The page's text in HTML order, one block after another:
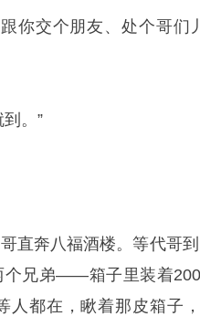
你交个朋友、处个哥们
。”
直奔八福酒楼。等代哥
个兄弟——箱子里装着
人都在，瞅着那皮箱子